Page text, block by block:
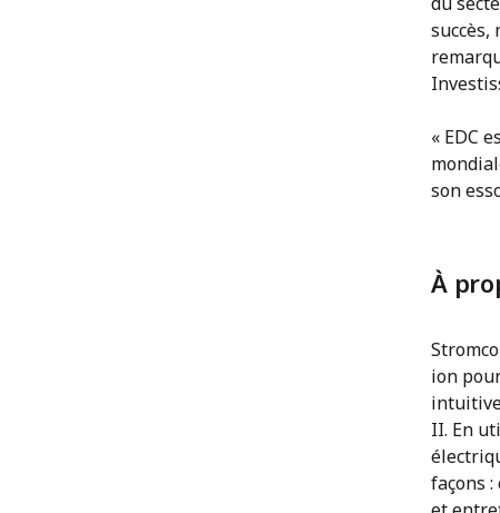
succès,
« EDC
son
À
ion
II. En
façons